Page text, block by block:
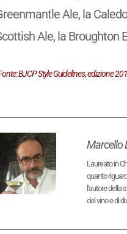
Ale, la
Ale, la Broughton
BJCP Style Guidelines, edizione
Marcello
Laureato in
quanto
l'autore della
del vino e di